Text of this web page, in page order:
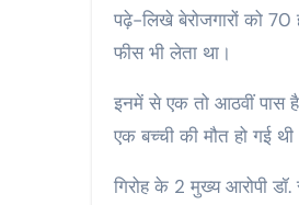
पढ़े-लिखे बेरोजगारों को 70
फीस भी लेता था।
इनमें से एक तो आठवीं पास
एक बच्ची की मौत हो गई
गिरोह के 2 मुख्य आरोपी